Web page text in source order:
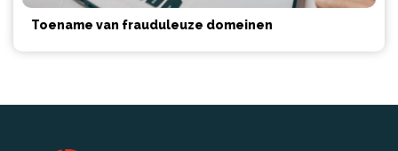
Toename van frauduleuze domeinen